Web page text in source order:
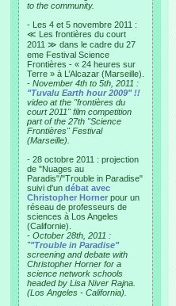
to the community.
- Les 4 et 5 novembre 2011 :
≪ Les frontières du court
2011 ≫ dans le cadre du 27
eme Festival Science
Frontières - « 24 heures sur
Terre » à L’Alcazar (Marseille).
- November 4th to 5th, 2011 :
"Tuvalu Earth hour 2009" !!
video at the "frontières du
court 2011" film competition
part of the 27th "Science
Frontières" Festival
(Marseille).
- 28 octobre 2011 : projection
de "Nuages au
Paradis"/"Trouble in Paradise"
suivi d'un débat avec
Christopher Horner pour un
réseau de professeurs de
sciences à Los Angeles
(Californie).
- October 28th, 2011 :
""Trouble in Paradise"
screening and debate with
Christopher Horner for a
science network schools
headed by Lisa Niver Rajna.
(Los Angeles - California).